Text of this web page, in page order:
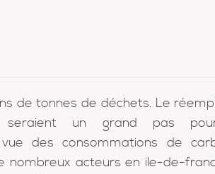
de tonnes de déchets. Le
un grand pas
des consommations de
nombreux acteurs en ile-de-